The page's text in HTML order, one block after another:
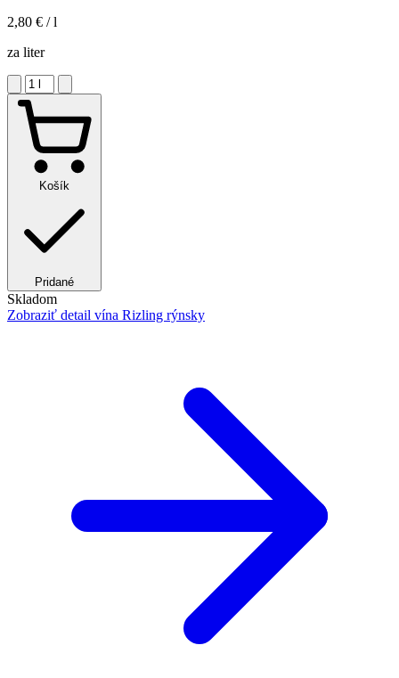
2,80 € / l
za liter
Košík
Pridané
Skladom
Zobraziť detail vína Rizling rýnsky